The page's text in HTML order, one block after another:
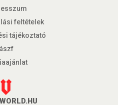
feltételek
tájékoztató
ászf